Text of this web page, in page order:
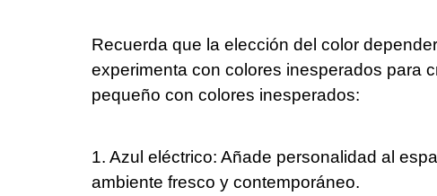
Recuerda que la elección del color
experimenta con colores inesperados para
pequeño con colores inesperados:
1. Azul eléctrico: Añade personalidad al
ambiente fresco y contemporáneo.